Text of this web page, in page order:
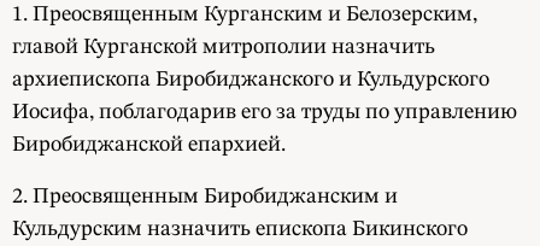
1. Преосвященным Курганским и Белозерским,
главой Курганской митрополии назначить
архиепископа Биробиджанского и Кульдурского
Иосифа, поблагодарив его за труды по управлению
Биробиджанской епархией.
2. Преосвященным Биробиджанским и
Кульдурским назначить епископа Бикинского